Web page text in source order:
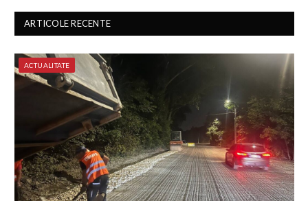
ARTICOLE RECENTE
ACTUALITATE